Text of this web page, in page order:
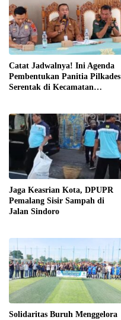
Catat Jadwalnya! Ini Agenda
Pembentukan Panitia Pilkades
Serentak di Kecamatan
Jaga Keasrian Kota, DPUPR
Pemalang Sisir Sampah di
Jalan Sindoro
Solidaritas Buruh Menggelora